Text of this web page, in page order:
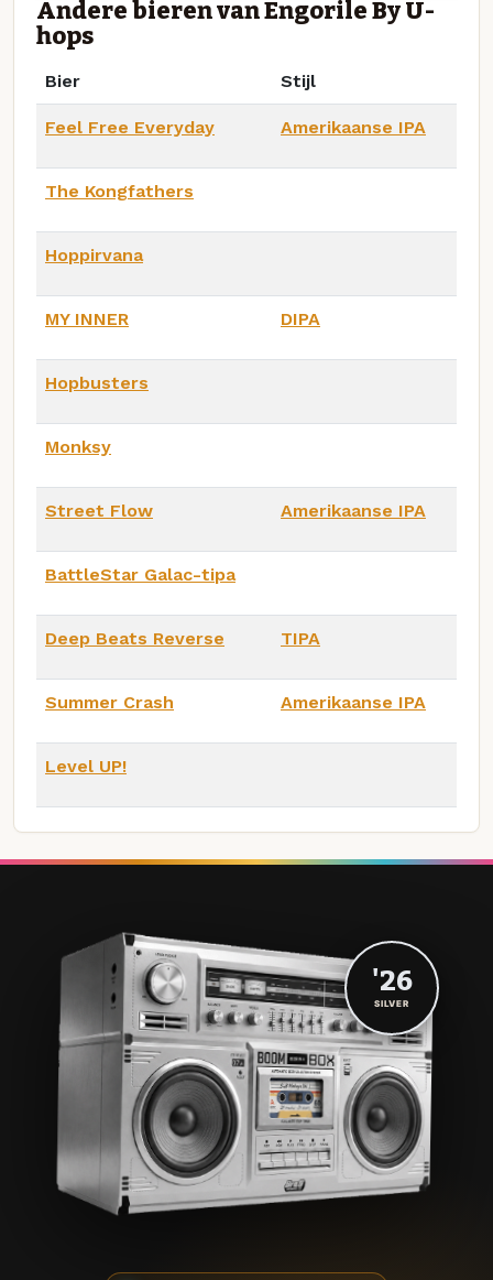
Andere bieren van Engorile By U-
hops
Bier Stijl
Feel Free Everyday Amerikaanse IPA
The Kongfathers
Hoppirvana
MY INNER DIPA
Hopbusters
Monksy
Street Flow Amerikaanse IPA
BattleStar Galac-tipa
Deep Beats Reverse TIPA
Summer Crash Amerikaanse IPA
Level UP!
'26
SILVER